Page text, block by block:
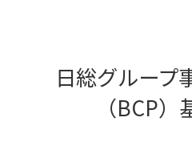
日総グループ
（BCP